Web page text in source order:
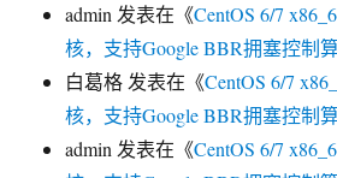
admin 发表在《CentOS 6/7
核，支持Google BBR拥塞控制
白葛格 发表在《CentOS 6/7
核，支持Google BBR拥塞控制
admin 发表在《CentOS 6/7